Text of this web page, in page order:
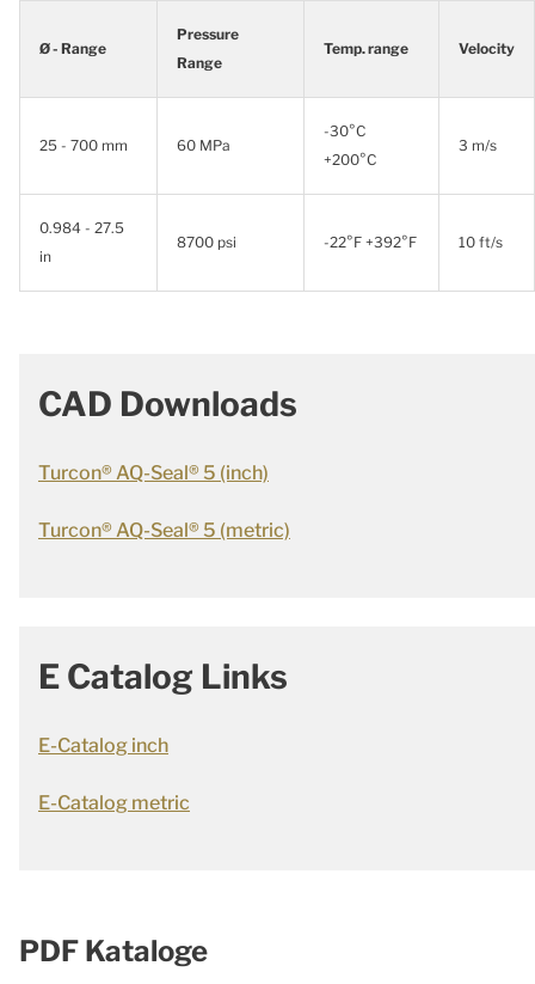
Ø - Range
Pressure
Range
Temp. range Velocity
25 - 700 mm 60 MPa
-30°C
+200°C
3 m/s
0.984 - 27.5
in
8700 psi -22°F +392°F 10 ft/s
CAD Downloads
Turcon® AQ-Seal® 5 (inch)
Turcon® AQ-Seal® 5 (metric)
E Catalog Links
E-Catalog inch
E-Catalog metric
PDF Kataloge